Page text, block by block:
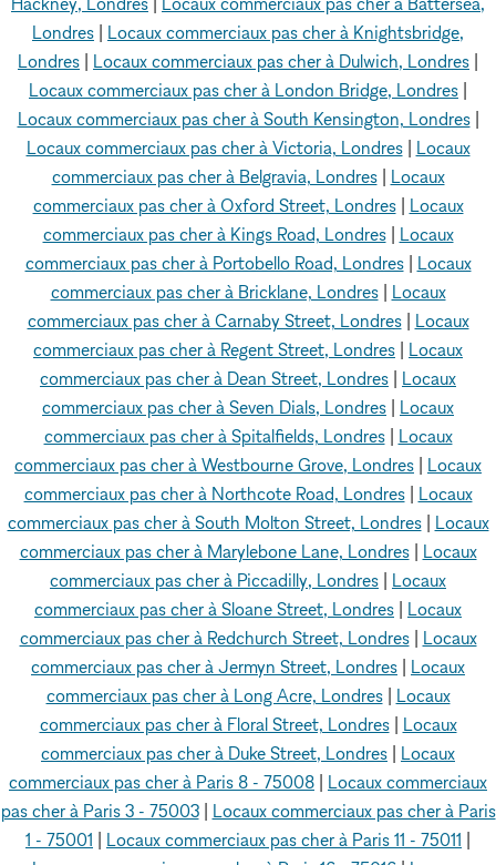
Londres
Locaux commerciaux pas cher à Knightsbridge,
Londres
Locaux commerciaux pas cher à Dulwich, Londres
Locaux commerciaux pas cher à London Bridge, Londres
Locaux commerciaux pas cher à South Kensington, Londres|
Locaux commerciaux pas cher à Victoria, Londres| Locaux
commerciaux pas cher à Belgravia, Londres| Locaux
commerciaux pas cher à Oxford Street, Londres| Locaux
commerciaux pas cher à Kings Road, Londres| Locaux
commerciaux pas cher à Portobello Road, Londres| Locaux
commerciaux pas cher à Bricklane, Londres| Locaux
commerciaux pas cher à Carnaby Street, Londres| Locaux
commerciaux pas cher à Regent Street, Londres
Locaux
commerciaux pas cher à Dean Street, Londres
Locaux
commerciaux pas cher à Seven Dials, Londres
Locaux
commerciaux pas cher à Spitalfields, Londres| Locaux
commerciaux pas cher à Westbourne Grove, Londres
Locaux
commerciaux pas cher à Northcote Road, Londres| Locaux
commerciaux pas cher à South Molton Street, Londres| Locaux
commerciaux pas cher à Marylebone Lane, Londres| Locaux
commerciaux pas cher à Piccadilly, Londres
Locaux
commerciaux pas cher à Sloane Street, Londres
Locaux
commerciaux pas cher à Redchurch Street, Londres| Locaux
commerciaux pas cher à Jermyn Street, Londres
Locaux
commerciaux pas cher à Long Acre, Londres| Locaux
commerciaux pas cher à Floral Street, Londres| Locaux
commerciaux pas cher à Duke Street, Londres
Locaux
commerciaux pas cher à Paris 8 - 75008
Locaux commerciaux
pas cher à Paris 3 - 75003| Locaux commerciaux pas cher à Paris
1 - 75001
Locaux commerciaux pas cher à Paris 11 - 75011